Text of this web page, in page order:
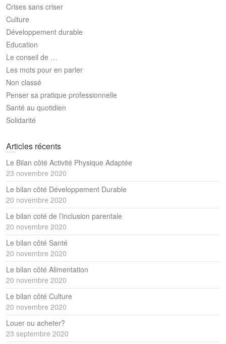
Crises sans criser
Culture
Développement durable
Education
Le conseil de …
Les mots pour en parler
Non classé
Penser sa pratique professionnelle
Santé au quotidien
Solidarité
Articles récents
Le Bilan côté Activité Physique Adaptée
23 novembre 2020
Le bilan côté Développement Durable
20 novembre 2020
Le bilan coté de l’inclusion parentale
20 novembre 2020
Le bilan côté Santé
20 novembre 2020
Le bilan côté Alimentation
20 novembre 2020
Le bilan côté Culture
20 novembre 2020
Louer ou acheter?
23 septembre 2020